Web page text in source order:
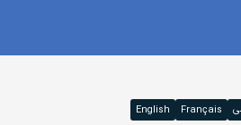
Français
English